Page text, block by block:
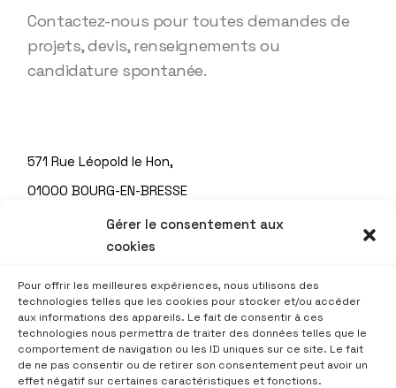
Gérer le consentement aux
cookies
Pour offrir les meilleures expériences, nous utilisons des
technologies telles que les cookies pour stocker et/ou accéder
aux informations des appareils. Le fait de consentir à ces
technologies nous permettra de traiter des données telles que le
comportement de navigation ou les ID uniques sur ce site. Le fait
de ne pas consentir ou de retirer son consentement peut avoir un
effet négatif sur certaines caractéristiques et fonctions.
Contactez-nous pour toutes demandes de
projets, devis, renseignements ou
candidature spontanée.
571 Rue Léopold le Hon,
01000 BOURG-EN-BRESSE
Tél. : 04 74 22 93 70
©2023 Tous droits réservés
Crédits et mentions légales